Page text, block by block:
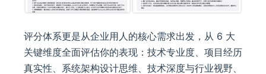
评分体系更是从企业用人的核心需求出发，从 6 大
关键维度全面评估你的表现：技术专业度、项目经历
真实性、系统架构设计思维、技术深度与行业视野、